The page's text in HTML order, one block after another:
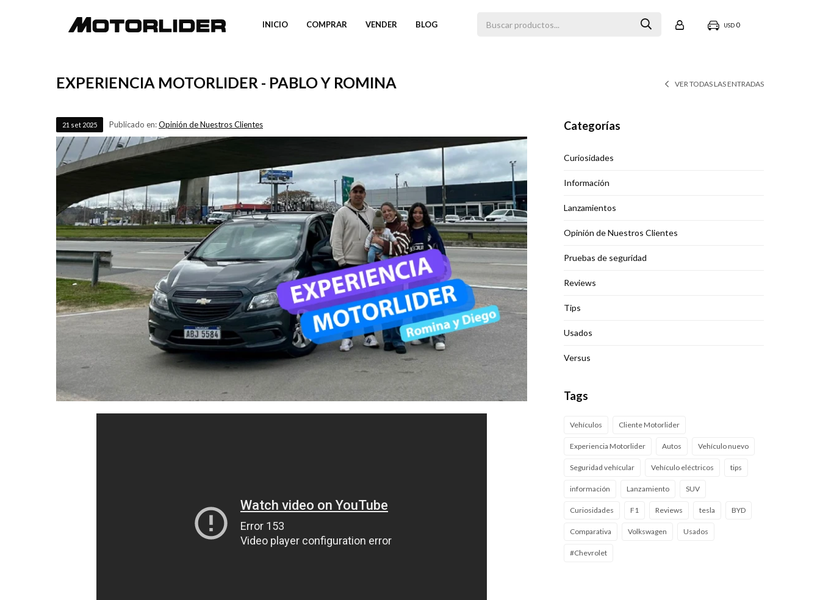
INICIO COMPRAR VENDER BLOG USD 0
EXPERIENCIA MOTORLIDER - PABLO Y ROMINA VER TODAS LAS ENTRADAS
21 set 2025 Publicado en:Opinión de Nuestros Clientes Categorías
Curiosidades
Información
Lanzamientos
Opinión de Nuestros Clientes
Pruebas de seguridad
Reviews
Tips
Usados
Versus
Tags
Vehículos Cliente Motorlider
Experiencia Motorlider Autos Vehículo nuevo
Seguridad vehícular Vehículo eléctricos tips
información Lanzamiento SUV
Curiosidades F1 Reviews tesla BYD
Comparativa Volkswagen Usados
#Chevrolet